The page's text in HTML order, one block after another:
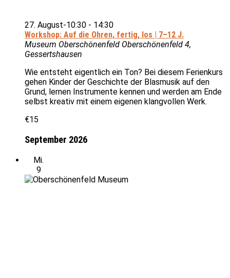
Workshop: Auf die Ohren, fertig, los | 7–12 J.
27. August-10:30 - 14:30
Museum Oberschönenfeld Oberschönenfeld 4,
Gessertshausen
Wie entsteht eigentlich ein Ton? Bei diesem Ferienkurs
gehen Kinder der Geschichte der Blasmusik auf den
Grund, lernen Instrumente kennen und werden am Ende
selbst kreativ mit einem eigenen klangvollen Werk.
€15
September 2026
Mi.
9